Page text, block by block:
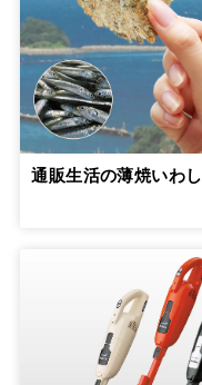
通販生活の薄焼いわし